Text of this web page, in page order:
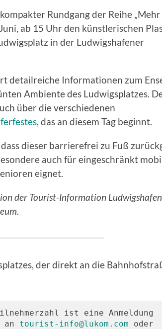
Rundgang der Reihe
ab 15 Uhr den künstlerischen
in der Ludwigshafener
detailreiche Informationen zum
Ambiente des Ludwigsplatzes.
über die verschiedenen
, das an diesem Tag beginnt.
dieser barrierefrei zu Fuß
auch für eingeschränkt
eignet.
der Tourist-Information Ludwigshafen
der direkt an die
ist eine Anmeldung
an tourist-info@lukom.com oder